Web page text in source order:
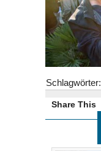
Schlagwörter:
Share This